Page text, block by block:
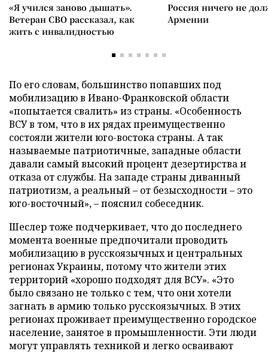
«Я учился заново дышать».
Ветеран СВО рассказал, как
жить с инвалидностью
Россия ничего не
Армении
По его словам, большинство попавших под
мобилизацию в Ивано-Франковской области
«попытается свалить» из страны. «Особенность
ВСУ в том, что в их рядах преимущественно
состояли жители юго-востока страны. А так
называемые патриотичные, западные области
давали самый высокий процент дезертирства и
отказа от службы. На западе страны диванный
патриотизм, а реальный – от безысходности – это
юго-восточный», – пояснил собеседник.
Шеслер тоже подчеркивает, что до последнего
момента военные предпочитали проводить
мобилизацию в русскоязычных и центральных
регионах Украины, потому что жители этих
территорий «хорошо подходят для ВСУ». «Это
было связано не только с тем, что они хотели
загнать в армию только русскоязычных. В этих
регионах проживает преимущественно городское
население, занятое в промышленности. Эти люди
могут управлять техникой и легко осваивают